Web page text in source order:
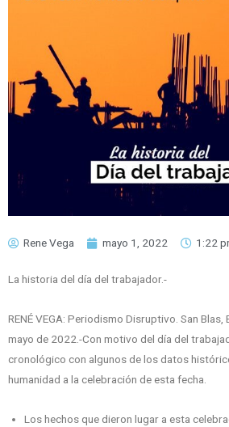
Rene Vega mayo 1, 2022 1:22
La historia del día del trabajador.-
RENÉ VEGA: Periodismo Disruptivo. San Blas,
mayo de 2022.-Con motivo del día del
cronológico con algunos de los datos
humanidad a la celebración de esta fecha.
Los hechos que dieron lugar a esta